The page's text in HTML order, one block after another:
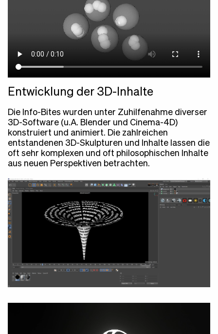
Entwicklung der 3D-Inhalte
Die Info-Bites wurden unter Zuhilfenahme diverser
3D-Software (u.A. Blender und Cinema-4D)
konstruiert und animiert. Die zahlreichen
entstandenen 3D-Skulpturen und Inhalte lassen die
oft sehr komplexen und oft philosophischen Inhalte
aus neuen Perspektiven betrachten.